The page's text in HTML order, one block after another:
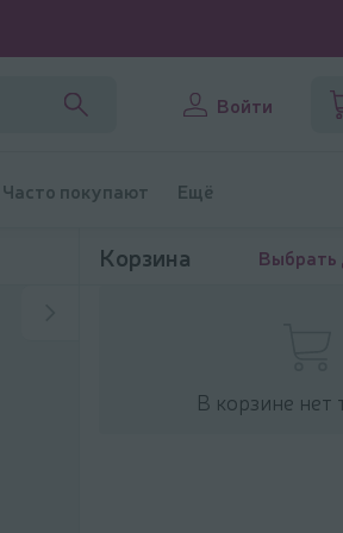
Войти
Часто покупают Ещё
Корзина Выбрать
В корзине нет